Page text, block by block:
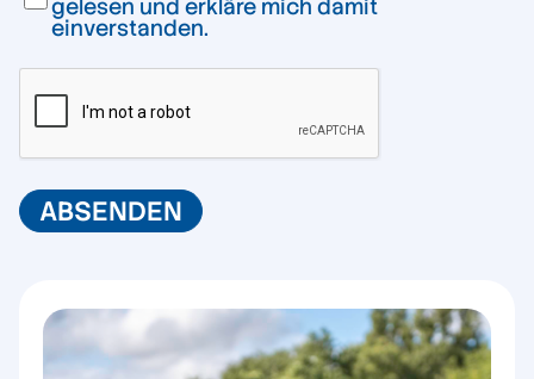
gelesen und erkläre mich damit
einverstanden.
ABSENDEN